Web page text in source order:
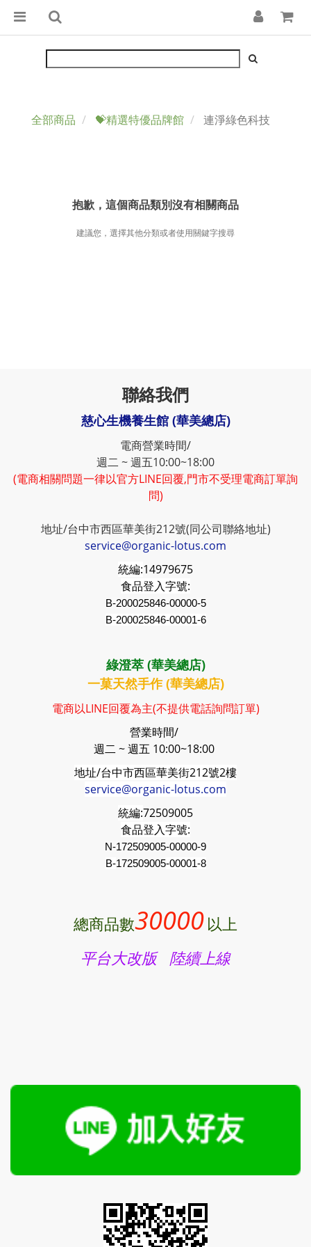
全部商品 💝精選特優品牌館 連淨綠色科技
抱歉，這個商品類別沒有相關商品
建議您，選擇其他分類或者使用關鍵字搜尋
聯絡我們
慈心生機養生館 (華美總店)
電商營業時間/
週二 ~ 週五10:00~18:00
(電商相關問題一律以官方LINE回覆,門市不受理電商訂單詢
問)
地址/台中市西區華美街212號(同公司聯絡地址)
service@organic-lotus.com
統編:14979675
食品登入字號:
B-200025846-00000-5
B-200025846-00001-6
綠澄萃 (華美總店)
一菓天然手作 (華美總店)
電商以LINE回覆為主(不提供電話詢問訂單)
營業時間/
週二 ~ 週五 10:00~18:00
地址/台中市西區華美街212號2樓
service@organic-lotus.com
統編:72509005
食品登入字號:
N-172509005-00000-9
B-172509005-00001-8
總商品數30000 以上
平台大改版 陸續上線